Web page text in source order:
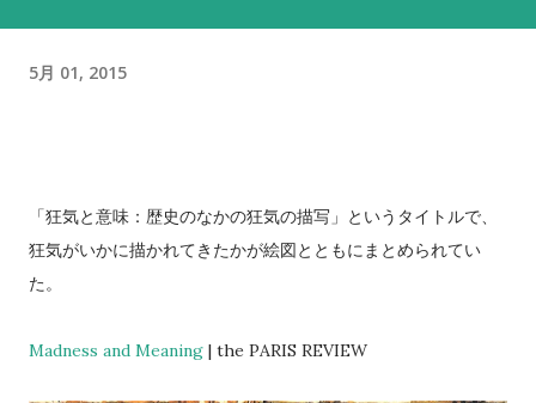
5月 01, 2015
「狂気と意味：歴史のなかの狂気の描写」というタイトルで、
狂気がいかに描かれてきたかが絵図とともにまとめられてい
た。
Madness and Meaning | the PARIS REVIEW